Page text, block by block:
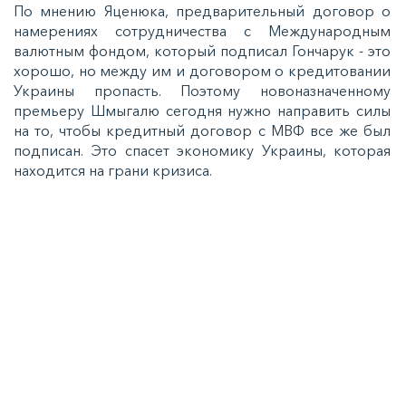
По мнению Яценюка, предварительный договор о
намерениях сотрудничества с Международным
валютным фондом, который подписал Гончарук - это
хорошо, но между им и договором о кредитовании
Украины пропасть. Поэтому новоназначенному
премьеру Шмыгалю сегодня нужно направить силы
на то, чтобы кредитный договор с МВФ все же был
подписан. Это спасет экономику Украины, которая
находится на грани кризиса.